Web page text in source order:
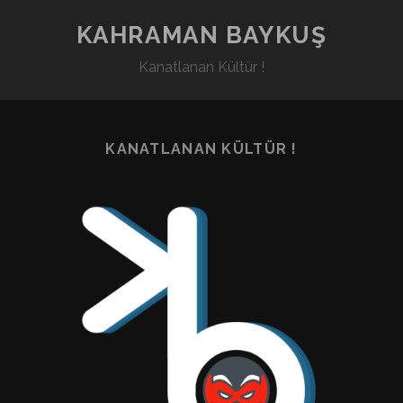
KAHRAMAN BAYKUŞ
Kanatlanan Kültür !
KANATLANAN KÜLTÜR !